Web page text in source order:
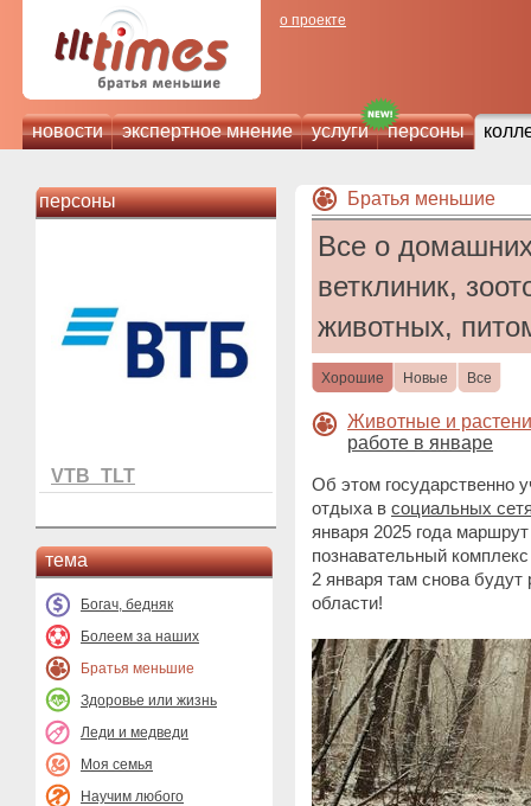
о проекте
новости экспертное мнение услуги персоны
персоны
VTB_TLT
тема
Богач, бедняк
Болеем за наших
Братья меньшие
Здоровье или жизнь
Леди и медведи
Моя семья
Научим любого
Братья меньшие
Все о
ветклиник,
животных,
Хорошие Новые Все
Животные и
работе в январе
Об этом государственно
отдыха в социальных
января 2025 года
познавательный
2 января там снова
области!